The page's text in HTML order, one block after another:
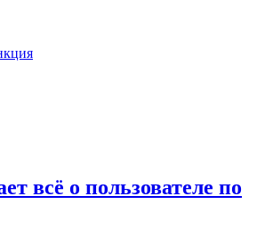
всё о пользователе по